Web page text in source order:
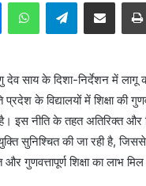
देव साय के दिशा-निर्देशन में लागू
के विद्यालयों में शिक्षा की
है। इस नीति के तहत अतिरिक्त और
सुनिश्चित की जा रही है,
और गुणवत्तापूर्ण शिक्षा का लाभ